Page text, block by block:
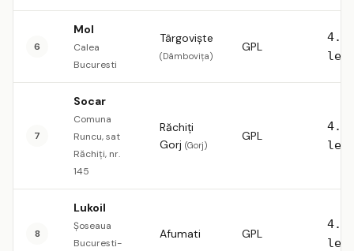
6
Mol
Calea
Bucuresti
Târgoviște
(Dâmbovița)
GPL
7
Socar
Comuna
Runcu, sat
Răchiți, nr.
145
Răchiți
Gorj (Gorj)
GPL
8
Lukoil
Şoseaua
Bucuresti-
Afumati GPL